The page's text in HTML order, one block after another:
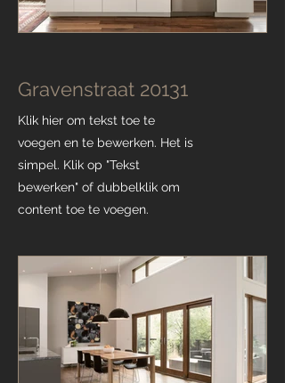
Gravenstraat 20131
Klik hier om tekst toe te
voegen en te bewerken. Het is
simpel. Klik op "Tekst
bewerken" of dubbelklik om
content toe te voegen.